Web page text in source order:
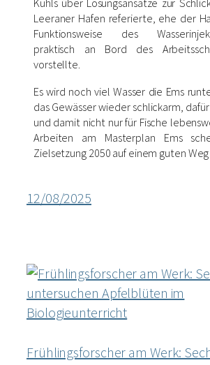
Kuhls über Lösungsansätze zur
Leeraner Hafen referierte, ehe der
Funktionsweise des
praktisch an Bord des
vorstellte.
Es wird noch viel Wasser die Ems
das Gewässer wieder schlickarm,
und damit nicht nur für Fische
Arbeiten am Masterplan Ems
Zielsetzung 2050 auf einem guten Weg
12/08/2025
Frühlingsforscher am Werk: